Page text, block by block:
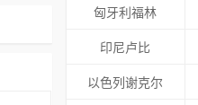
匈牙利福林
印尼卢比
以色列谢克尔